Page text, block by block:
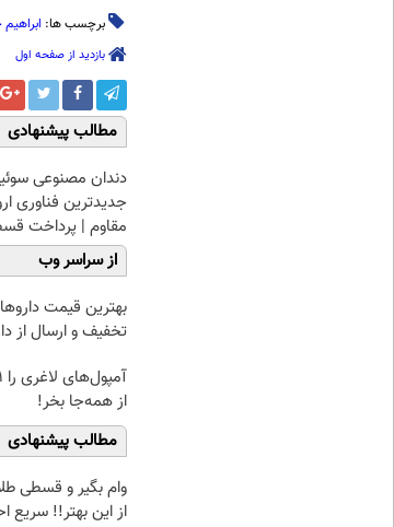
برچسب ها:
بازدید از صفحه اول
مطالب پیشنهادی
دندان مصنوعی
جدیدترین فناوری
مقاوم | پرداخت
از سراسر وب
تخفیف و ارسال از
از همه‌جا بخر!
مطالب پیشنهادی
وام بگیر و قسطی
از این بهتر!! سریع